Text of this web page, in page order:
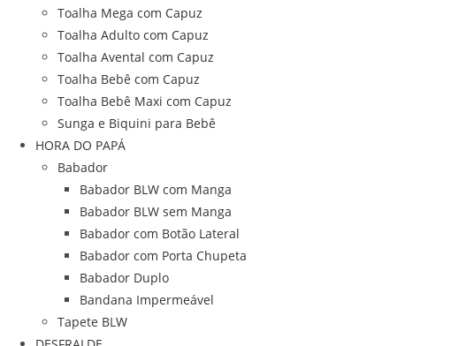
Toalha Mega com Capuz
Toalha Adulto com Capuz
Toalha Avental com Capuz
Toalha Bebê com Capuz
Toalha Bebê Maxi com Capuz
Sunga e Biquini para Bebê
HORA DO PAPÁ
Babador
Babador BLW com Manga
Babador BLW sem Manga
Babador com Botão Lateral
Babador com Porta Chupeta
Babador Duplo
Bandana Impermeável
Tapete BLW